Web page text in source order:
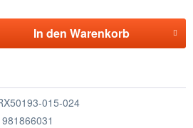
In den Warenkorb
015-024